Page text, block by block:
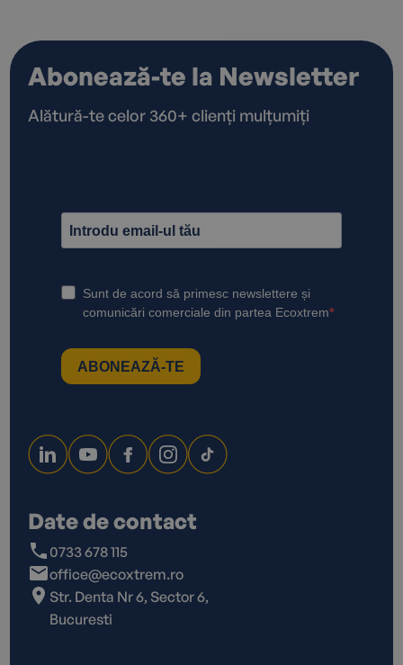
Abonează-te la Newsletter
Alătură-te celor 360+ clienți mulțumiți
Date de contact
0733 678 115
office@ecoxtrem.ro
Str. Denta Nr 6, Sector 6,
Bucuresti